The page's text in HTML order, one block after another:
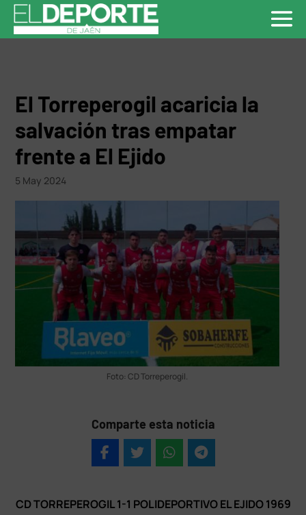
El Torreperogil acaricia la
salvación tras empatar
frente a El Ejido
5 May 2024
Foto: CD Torreperogil.
Comparte esta noticia
CD TORREPEROGIL 1-1 POLIDEPORTIVO EL EJIDO 1969